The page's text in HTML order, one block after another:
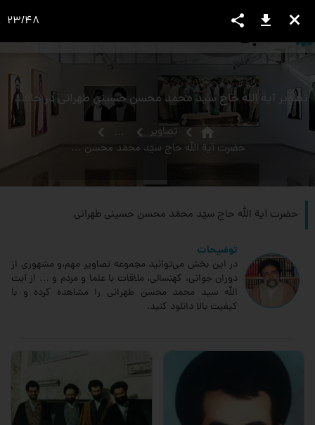
view_headline
تصویر آیة اللَه حاج سید محمد محسن حسینی طهرانی در حافظیه شیراز
home تصاویر
...
حضرت‏ آية الله حاج سيّد محمّد محسن حسينى طهرانى‏
حضرت‏ آية الله حاج سيّد محمّد محسن حسينى طهرانى‏
توضیحات
در این بخش می‌توانید مجموعه تصاویر مهم،و مشهوری از
دوران جوانی، کهنسالی، ملاقات‌ با علما و مردم و … از آیت
الله سید محمد محسن طهرانی را مشاهده کرده و با
کیفیت بالا دانلود کنید.
close
download
share
23/48